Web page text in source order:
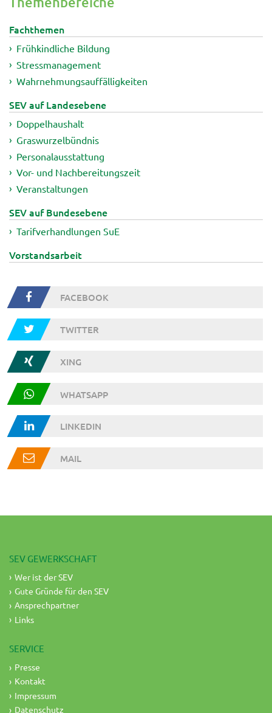
Fachthemen
Frühkindliche Bildung
Stressmanagement
Wahrnehmungsauffälligkeiten
SEV auf Landesebene
Doppelhaushalt
Graswurzelbündnis
Personalausstattung
Vor- und Nachbereitungszeit
Veranstaltungen
SEV auf Bundesebene
Tarifverhandlungen SuE
Vorstandsarbeit
FACEBOOK
TWITTER
XING
WHATSAPP
LINKEDIN
MAIL
SEV GEWERKSCHAFT
Wer ist der SEV
Gute Gründe für den SEV
Ansprechpartner
Links
SERVICE
Presse
Kontakt
Impressum
Datenschutz